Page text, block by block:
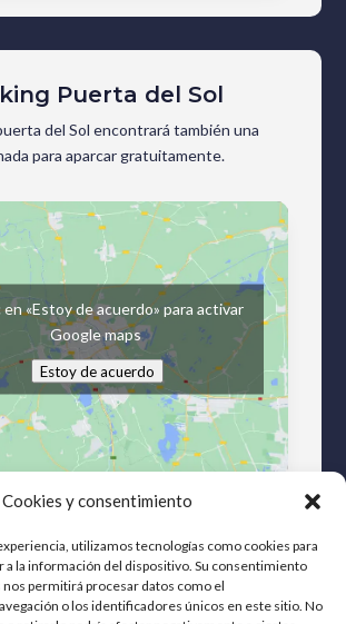
Cookies y consentimiento
utilizamos tecnologías como cookies para
a la información del dispositivo. Su consentimiento
nos permitirá procesar datos como el
o los identificadores únicos en este sitio. No
Puerta del Sol
del Sol encontrará también una
para aparcar gratuitamente.
en «Estoy de acuerdo» para activar
Google maps
Estoy de acuerdo